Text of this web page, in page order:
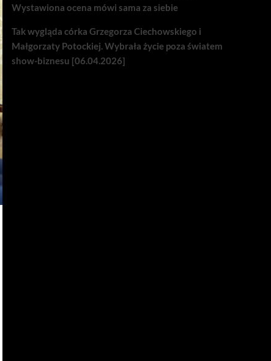
Wystawiona ocena mówi sama za siebie
Tak wygląda córka Grzegorza Ciechowskiego i
Małgorzaty Potockiej. Wybrała życie poza światem
show-biznesu [06.04.2026]